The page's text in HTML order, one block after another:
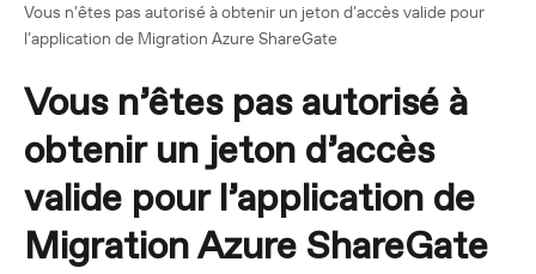
Vous n’êtes pas autorisé à obtenir un jeton d’accès valide pour
l’application de Migration Azure ShareGate
Vous n’êtes pas autorisé à
obtenir un jeton d’accès
valide pour l’application de
Migration Azure ShareGate